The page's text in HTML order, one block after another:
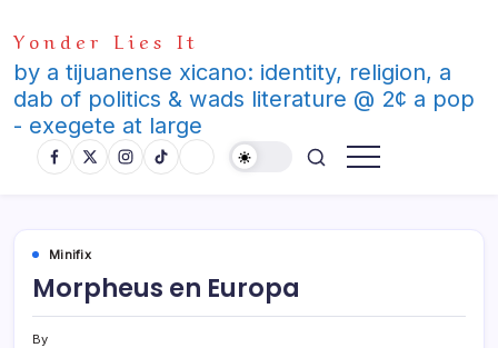
to
content
Yonder Lies It
by a tijuanense xicano: identity, religion, a
dab of politics & wads literature @ 2¢ a pop
- exegete at large
Minifix
Morpheus en Europa
By